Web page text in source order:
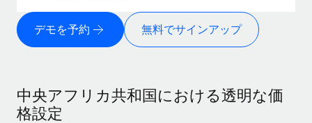
デモを予約 無料でサインアップ
中央アフリカ共和国における透明な価
格設定